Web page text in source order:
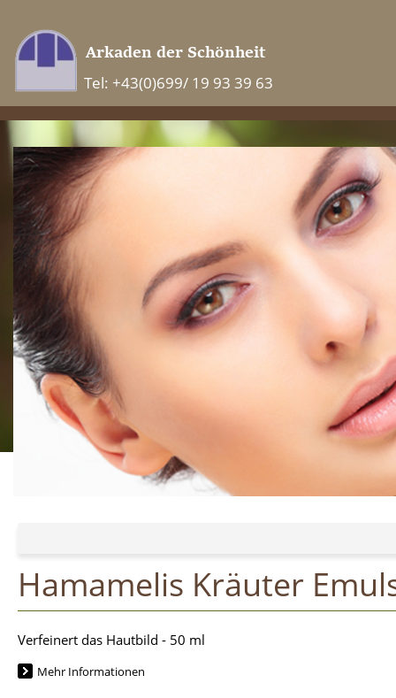
Tel: +43(0)699/ 19 93 39 63
Hamamelis Kräuter
Verfeinert das Hautbild - 50 ml
Mehr Informationen